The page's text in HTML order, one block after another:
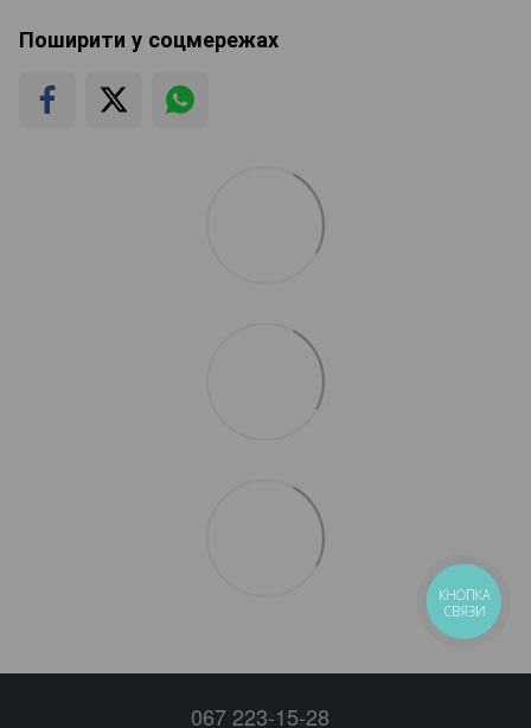
Поширити у соцмережах
067 223-15-28
КНОПКА
СВЯЗИ